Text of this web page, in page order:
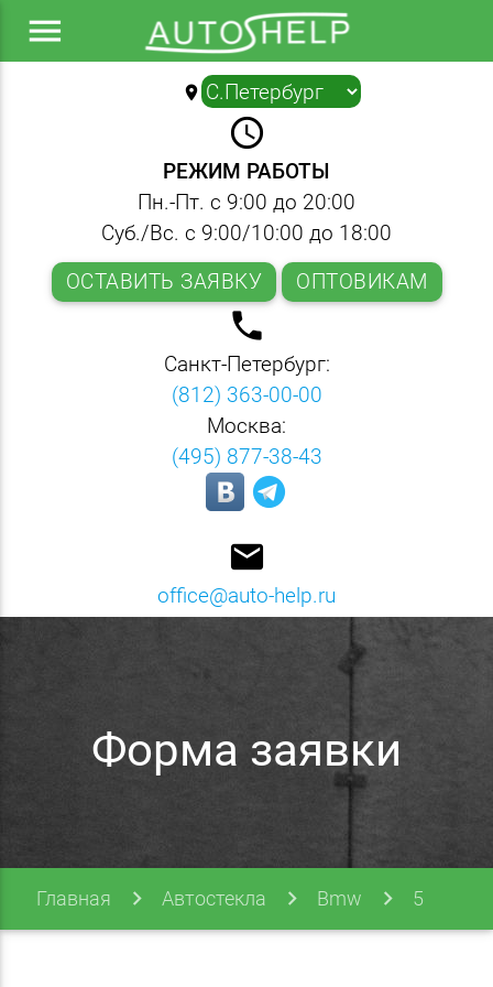
menu
location_on ▼
query_builder
РЕЖИМ РАБОТЫ
Пн.-Пт. с 9:00 до 20:00
Суб./Вс. с 9:00/10:00 до 18:00
ОСТАВИТЬ ЗАЯВКУ
ОПТОВИКАМ
local_phone
Санкт-Петербург:
(812) 363-00-00
Москва:
(495) 877-38-43
email
office@auto-help.ru
Форма заявки
Главная Автостекла Bmw 5